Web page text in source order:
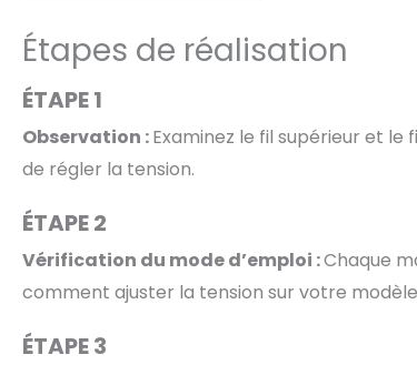
Étapes de réalisation
ÉTAPE 1
Observation :Examinez le fil supérieur et le
de régler la tension.
ÉTAPE 2
Vérification du mode d’emploi :Chaque
comment ajuster la tension sur votre
ÉTAPE 3